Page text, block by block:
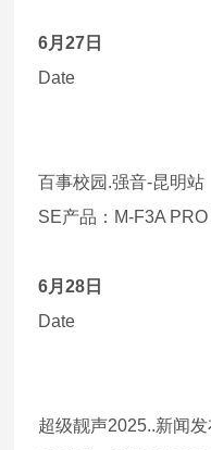
6月 27 日
Date
百事校园.强音-昆明站
SE产品： M-F3A
6月 28 日
Date
超级靓声2025..新闻